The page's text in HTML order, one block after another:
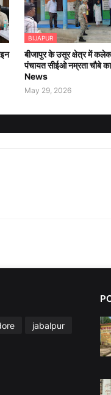
BIJAPUR
बीजापुर के उसूर क्षेत्र में
पंचायत सीईओ नम्रता चौबे
News
May 29, 2026
jabalpur